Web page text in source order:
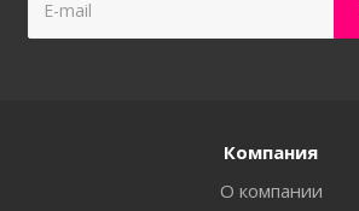
Компания
О компании